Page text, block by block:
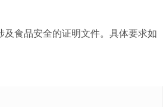
食品安全的证明文件。具体要求如